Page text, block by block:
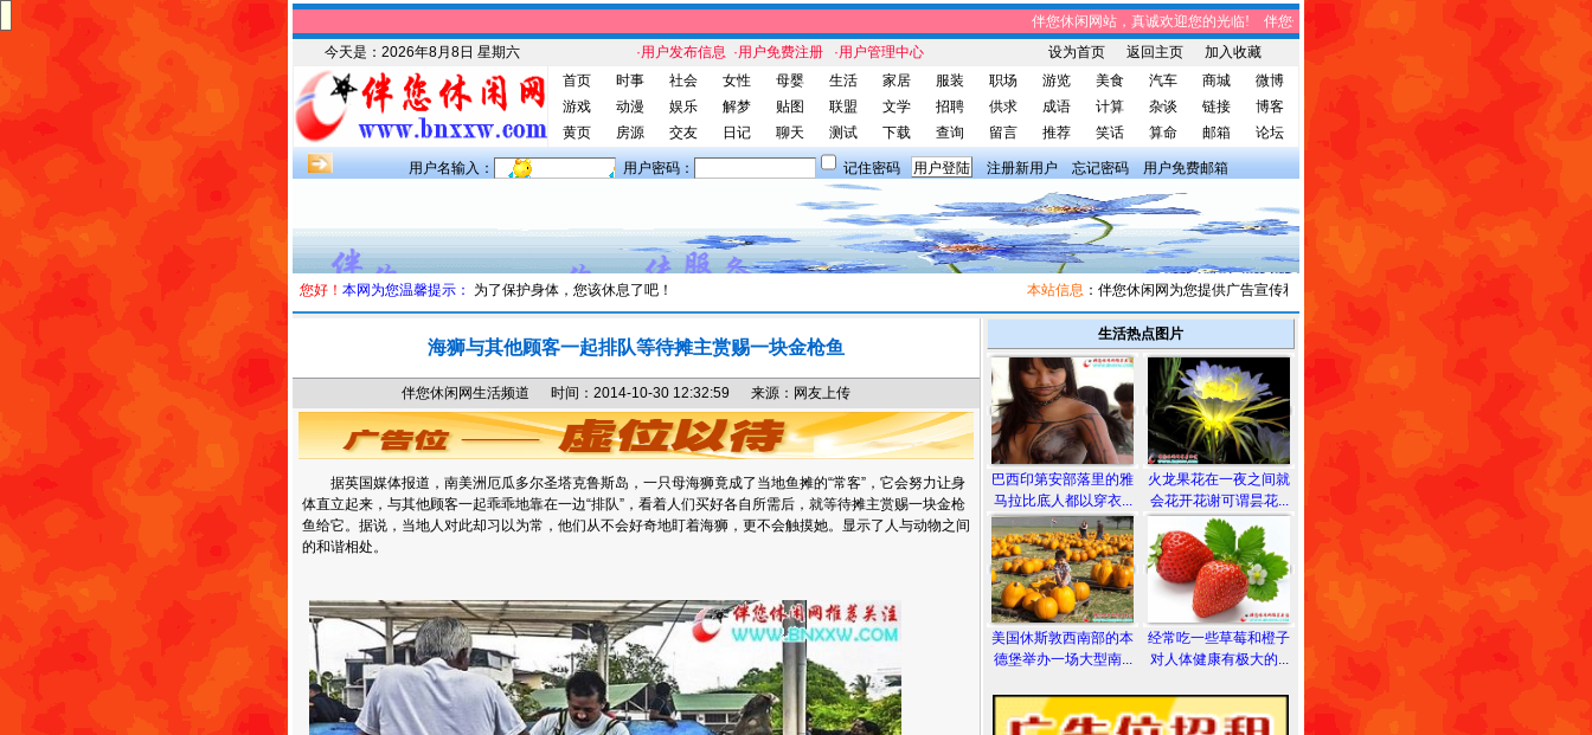
伴您休闲网站，真诚欢迎您的光临! 伴您休闲网站，将免费给您带来趣味时事、笑话集锦
今天是： 2026年8月8日 星期六 ·用户发布信息 ·用户免费注册 ·用户管理中心 设为首页 返回主页
加入收藏
首页
时事 社会 女性 母婴 生活 家居 服装 职场 游览 美食 汽车 商城
微博
游戏
动漫 娱乐 解梦 贴图 联盟 文学 招聘 供求 成语 计算 杂谈 链接
博客
黄页
房源 交友 日记 聊天 测试 下载 查询 留言 推荐 笑话 算命 邮箱 论坛
用户名输入： 用户密码： 记住密码 注册新用户 忘记密码 用户免费邮箱
您好！ 本网为您温馨提示： 为了保护身体，您该休息了吧！ 本站信息：伴您休闲网为您提供广告宣传和信息发布，有需求者请与我们联系。
海狮与其他顾客一起排队等待摊主赏赐一块金枪鱼
伴您休闲网生活频道 时间：2014-10-30 12:32:59 来源：网友上传
据英国媒体报道，南美洲厄瓜多尔圣塔克鲁斯岛，一只母海狮竟成了当地鱼摊的“常客”，它会努力让身
体直立起来，与其他顾客一起乖乖地靠在一边“排队”，看着人们买好各自所需后，就等待摊主赏赐一块金枪
鱼给它。据说，当地人对此却习以为常，他们从不会好奇地盯着海狮，更不会触摸她。显示了人与动物之间
的和谐相处。
生活热点图片
巴西印第安部落里的雅
马拉比底人都以穿衣...
美国休斯敦西南部的本
德堡举办一场大型南...
火龙果花在一夜之间就
会花开花谢可谓昙花...
经常吃一些草莓和橙子
对人体健康有极大的...